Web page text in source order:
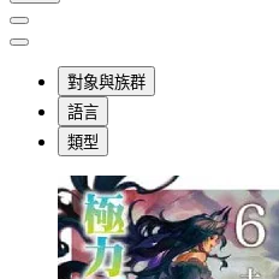
對象與族群
語言
類型